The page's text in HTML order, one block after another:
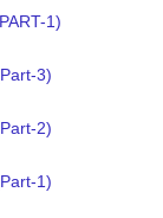
1)
3)
2)
1)